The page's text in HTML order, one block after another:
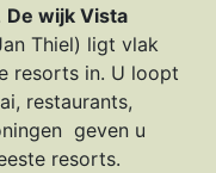
De wijk Vista
Thiel) ligt vlak
resorts in. U loopt
restaurants,
geven u
resorts.